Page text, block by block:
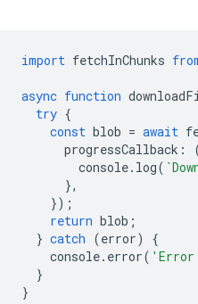
import fetchInChunks
async function
try {
const blob = await
progressCallback :
console. log(
},
});
return blob ;
} catch (error)
{
console. error(
}
}